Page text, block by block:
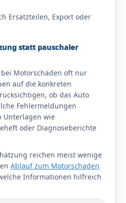
Ersatzteilen, Export oder
statt pauschaler
Motorschäden oft nur
auf die konkreten
ob das Auto
Fehlermeldungen
Unterlagen wie
oder Diagnoseberichte
reichen meist wenige
Ablauf zum Motorschaden
Informationen hilfreich